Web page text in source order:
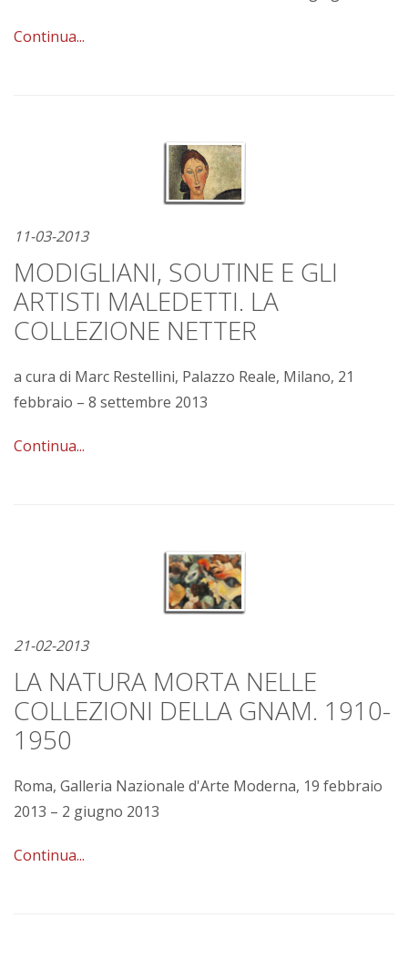
Continua...
11-03-2013
MODIGLIANI, SOUTINE E GLI
ARTISTI MALEDETTI. LA
COLLEZIONE NETTER
a cura di Marc Restellini, Palazzo Reale, Milano, 21
febbraio – 8 settembre 2013
Continua...
21-02-2013
LA NATURA MORTA NELLE
COLLEZIONI DELLA GNAM. 1910-
1950
Roma, Galleria Nazionale d'Arte Moderna, 19 febbraio
2013 – 2 giugno 2013
Continua...